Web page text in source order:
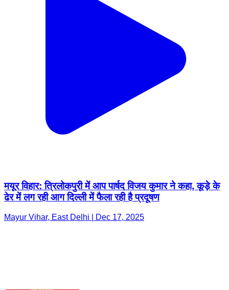
मयूर विहार: त्रिलोकपुरी में आप पार्षद विजय कुमार ने कहा, कूड़े के
ढेर में लग रही आग दिल्ली में फैला रही है प्रदूषण